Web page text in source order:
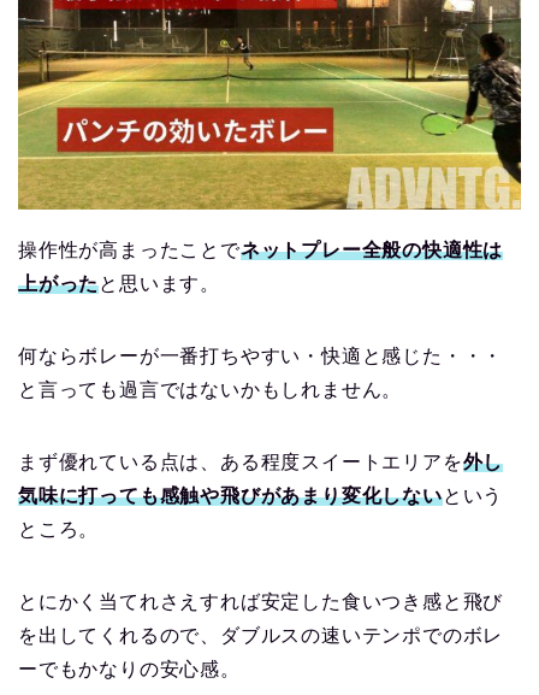
操作性が高まったことでネットプレー全般の快適性は
上がったと思います。
何ならボレーが一番打ちやすい・快適と感じた・・・
と言っても過言ではないかもしれません。
まず優れている点は、ある程度スイートエリアを外し
気味に打っても感触や飛びがあまり変化しないという
ところ。
とにかく当てれさえすれば安定した食いつき感と飛び
を出してくれるので、ダブルスの速いテンポでのボレ
ーでもかなりの安心感。